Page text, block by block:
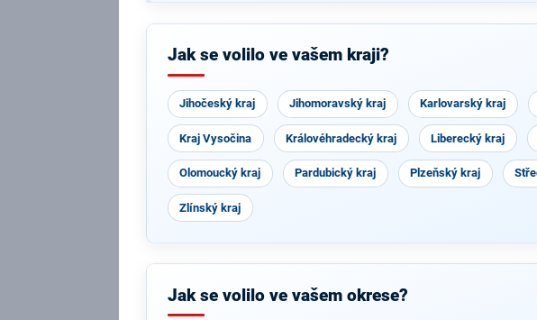
Jak se volilo ve vašem kraji?
Jihočeský kraj Jihomoravský kraj Karlovarský kraj
Kraj Vysočina Královéhradecký kraj Liberecký kraj
Olomoucký kraj Pardubický kraj Plzeňský kraj
Zlínský kraj
Jak se volilo ve vašem okrese?